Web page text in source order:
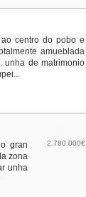
centro do pobo e
amueblada
unha de matrimonio
gran
zona
unha
2.780.000€